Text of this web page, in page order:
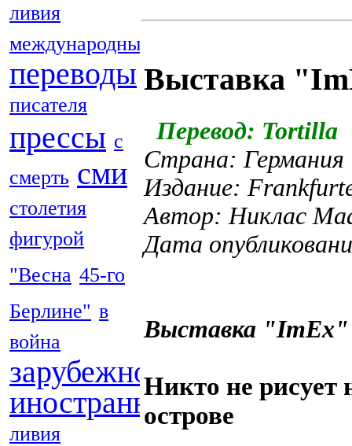
ливия
международные
переводы
писателя
прессы с
смерть сми
столетия
фигурой
"Весна 45-го
Берлине" в
война
зарубежной
иностранных
ливия
Выставка
Перевод: Tortilla
Страна: Германия
Издание:
Автор: Никлас
Дата
Выставка "ImEx"
Никто не рисует
острове